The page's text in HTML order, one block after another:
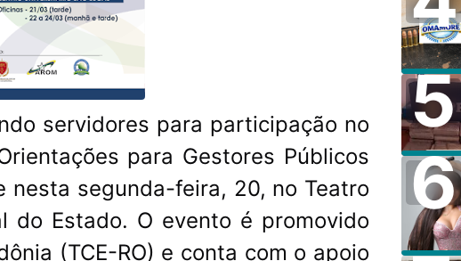
servidores para participação no
para Gestores Públicos
nesta segunda-feira, 20, no Teatro
do Estado. O evento é promovido
(TCE-RO) e conta com o apoio